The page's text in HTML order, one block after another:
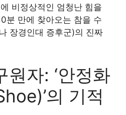
비정상적인 엄청난 힘을
분 만에 찾아오는 참을 수
장경인대 증후군)의 진짜
원자: ‘안정화
의 기적